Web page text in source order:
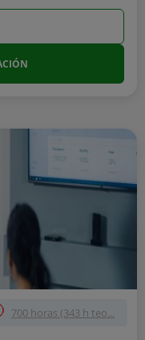
700 horas (343 h teo...